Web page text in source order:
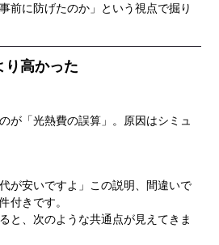
前に防げたのか」という視点で掘り
り高かった
が「光熱費の誤算」。原因はシミュ
が安いですよ」この説明、間違いで
付きです。
と、次のような共通点が見えてきま